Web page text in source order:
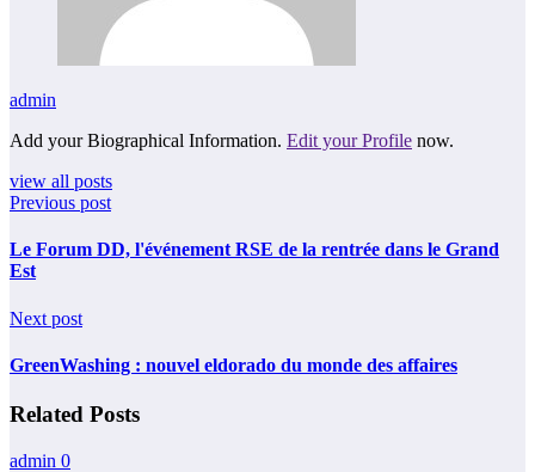
admin
Add your Biographical Information. Edit your Profile now.
view all posts
Previous post
Le Forum DD, l'événement RSE de la rentrée dans le Grand
Est
Next post
GreenWashing : nouvel eldorado du monde des affaires
Related Posts
admin 0